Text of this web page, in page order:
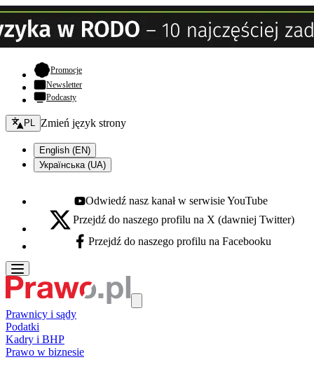
Promocje- otwiera się w nowej karcie
Newsletter
Podcasty
Zmień język - bieżący:
PL Zmień język strony
English (EN)
Українська (UA)
Youtube - otwiera się w nowej karcie
Odwiedź nasz kanał w serwisie YouTube
X - otwiera się w nowej karcie
Przejdź do naszego profilu na X (dawniej Twitter)
Facebook - otwiera się w nowej karcie
Przejdź do naszego profilu na Facebooku
Prawnicy i sądy
Podatki
Kadry i BHP
Prawo w biznesie